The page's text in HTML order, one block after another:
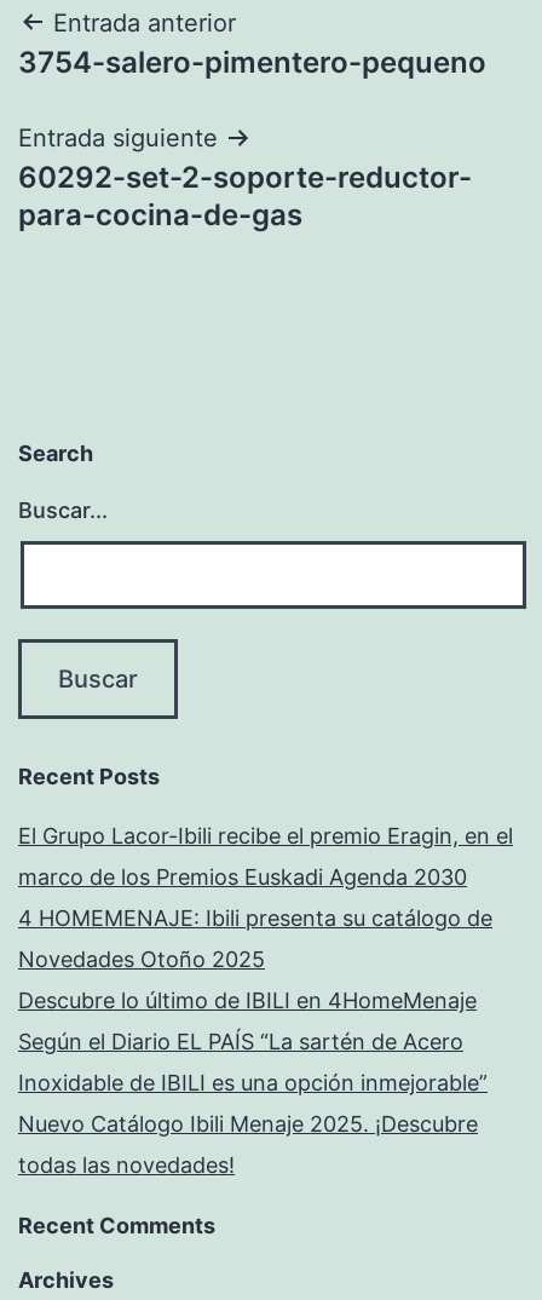
Navegación
de
entradas
Entrada anterior
3754-salero-pimentero-pequeno
Entrada siguiente
60292-set-2-soporte-reductor-
para-cocina-de-gas
Search
Buscar...
Recent Posts
El Grupo Lacor-Ibili recibe el premio Eragin, en el
marco de los Premios Euskadi Agenda 2030
4 HOMEMENAJE: Ibili presenta su catálogo de
Novedades Otoño 2025
Descubre lo último de IBILI en 4HomeMenaje
Según el Diario EL PAÍS “La sartén de Acero
Inoxidable de IBILI es una opción inmejorable”
Nuevo Catálogo Ibili Menaje 2025. ¡Descubre
todas las novedades!
Recent Comments
Archives